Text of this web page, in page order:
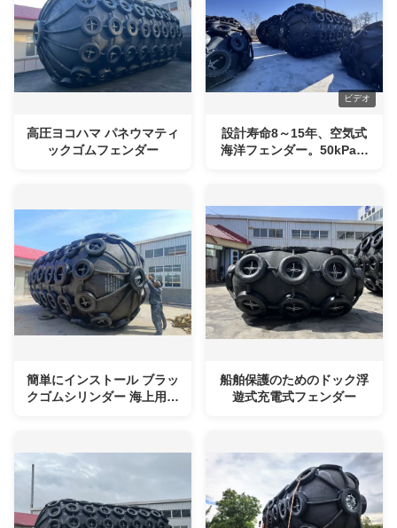
高圧ヨコハマ パネウマティ
ックゴムフェンダー
ビデオ
設計寿命8～15年、空気式
海洋フェンダー。50kPa、
ドッキングに最適。
簡単にインストール ブラッ
クゴムシリンダー 海上用気
船舶保護のためのドック浮
遊式充電式フェンダー